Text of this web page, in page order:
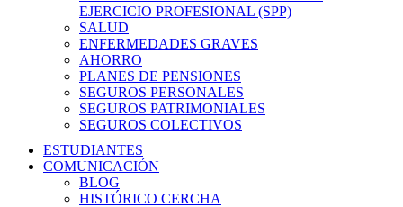
EJERCICIO PROFESIONAL (SPP)
SALUD
ENFERMEDADES GRAVES
AHORRO
PLANES DE PENSIONES
SEGUROS PERSONALES
SEGUROS PATRIMONIALES
SEGUROS COLECTIVOS
ESTUDIANTES
COMUNICACIÓN
BLOG
HISTÓRICO CERCHA